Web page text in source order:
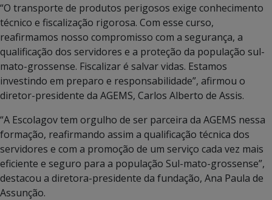
“O transporte de produtos perigosos exige conhecimento
técnico e fiscalização rigorosa. Com esse curso,
reafirmamos nosso compromisso com a segurança, a
qualificação dos servidores e a proteção da população sul-
mato-grossense. Fiscalizar é salvar vidas. Estamos
investindo em preparo e responsabilidade”, afirmou o
diretor-presidente da AGEMS, Carlos Alberto de Assis.
“A Escolagov tem orgulho de ser parceira da AGEMS nessa
formação, reafirmando assim a qualificação técnica dos
servidores e com a promoção de um serviço cada vez mais
eficiente e seguro para a população Sul-mato-grossense”,
destacou a diretora-presidente da fundação, Ana Paula de
Assunção.